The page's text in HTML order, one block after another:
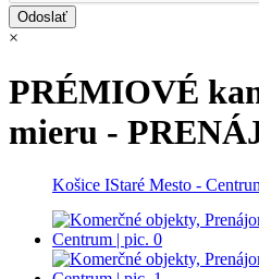
×
PRÉMIOVÉ
mieru -
Košice IStaré Mesto -